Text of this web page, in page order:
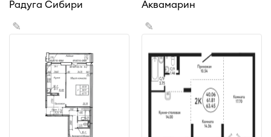
Радуга Сибири
Аквамарин
✎ ✎